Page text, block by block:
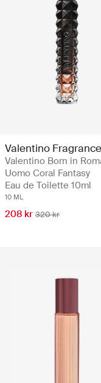
Valentino Fragrance
Valentino Born in
Uomo Coral Fantasy
Eau de Toilette 10ml
10 ML
208 kr 320 kr